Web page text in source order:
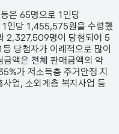
은 65명으로 1인당
1인당 1,455,575원을 수령했
2,327,509명이 당첨되어 5
등 당첨자가 이례적으로 많이
금액은 전체 판매금액의 약
가 저소득층 주거안정 지
업, 소외계층 복지사업 등